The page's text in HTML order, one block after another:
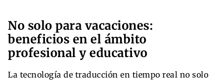
No solo para vacaciones:
beneficios en el ámbito
profesional y educativo
La tecnología de traducción en tiempo real no solo